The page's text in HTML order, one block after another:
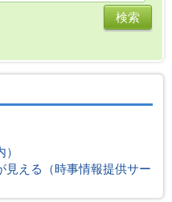
見える（時事情報提供サー